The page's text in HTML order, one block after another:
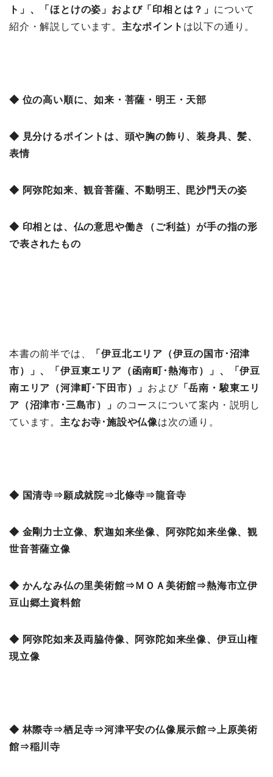
ト」、「ほとけの姿」および「印相とは？」 について
紹介・解説しています。 主なポイント は以下の通り。
◆ 位の高い順に、如来・菩薩・明王・天部
◆ 見分けるポイントは、頭や胸の飾り、装身具、髪、
表情
◆ 阿弥陀如来、観音菩薩、不動明王、毘沙門天の姿
◆ 印相とは、仏の意思や働き（ご利益）が手の指の形
で表されたもの
本書の前半では、
「伊豆北エリア（伊豆の国市･沼津
市）」、「 伊豆東エリア（函南町･熱海市）」、「伊豆
南エリア（河津町･下田市）」 および「岳南・駿東エリ
ア（沼津市･三島市）」 のコースについて案内・説明し
ています。 主なお寺･施設や仏像は次の通り。
◆ 国清寺⇒願成就院⇒北條寺⇒龍音寺
◆ 金剛力士立像、釈迦如来坐像、阿弥陀如来坐像、観
世音菩薩立像
◆ かんなみ仏の里美術館⇒ＭＯＡ美術館⇒熱海市立伊
豆山郷土資料館
◆ 阿弥陀如来及両脇侍像、阿弥陀如来坐像、伊豆山権
現立像
◆ 林際寺⇒栖足寺⇒河津平安の仏像展示館⇒上原美術
館⇒稲川寺